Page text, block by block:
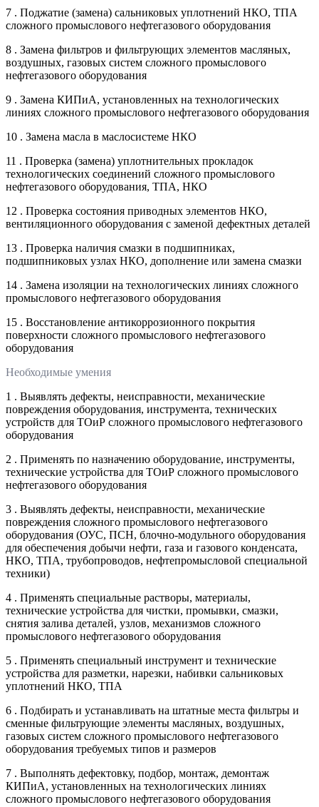
7 . Поджатие (замена) сальниковых уплотнений НКО, ТПА
сложного промыслового нефтегазового оборудования
8 . Замена фильтров и фильтрующих элементов масляных,
воздушных, газовых систем сложного промыслового
нефтегазового оборудования
9 . Замена КИПиА, установленных на технологических
линиях сложного промыслового нефтегазового оборудования
10 . Замена масла в маслосистеме НКО
11 . Проверка (замена) уплотнительных прокладок
технологических соединений сложного промыслового
нефтегазового оборудования, ТПА, НКО
12 . Проверка состояния приводных элементов НКО,
вентиляционного оборудования с заменой дефектных деталей
13 . Проверка наличия смазки в подшипниках,
подшипниковых узлах НКО, дополнение или замена смазки
14 . Замена изоляции на технологических линиях сложного
промыслового нефтегазового оборудования
15 . Восстановление антикоррозионного покрытия
поверхности сложного промыслового нефтегазового
оборудования
Необходимые умения
1 . Выявлять дефекты, неисправности, механические
повреждения оборудования, инструмента, технических
устройств для ТОиР сложного промыслового нефтегазового
оборудования
2 . Применять по назначению оборудование, инструменты,
технические устройства для ТОиР сложного промыслового
нефтегазового оборудования
3 . Выявлять дефекты, неисправности, механические
повреждения сложного промыслового нефтегазового
оборудования (ОУС, ПСН, блочно-модульного оборудования
для обеспечения добычи нефти, газа и газового конденсата,
НКО, ТПА, трубопроводов, нефтепромысловой специальной
техники)
4 . Применять специальные растворы, материалы,
технические устройства для чистки, промывки, смазки,
снятия залива деталей, узлов, механизмов сложного
промыслового нефтегазового оборудования
5 . Применять специальный инструмент и технические
устройства для разметки, нарезки, набивки сальниковых
уплотнений НКО, ТПА
6 . Подбирать и устанавливать на штатные места фильтры и
сменные фильтрующие элементы масляных, воздушных,
газовых систем сложного промыслового нефтегазового
оборудования требуемых типов и размеров
7 . Выполнять дефектовку, подбор, монтаж, демонтаж
КИПиА, установленных на технологических линиях
сложного промыслового нефтегазового оборудования